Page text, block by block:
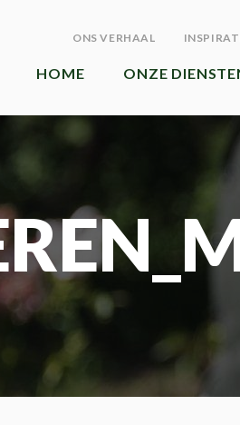
ONS VERHAAL
HOME ONZE